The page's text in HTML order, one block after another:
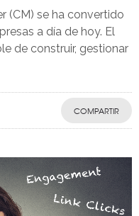
(CM) se ha convertido
a día de hoy. El
de construir, gestionar
COMPARTIR